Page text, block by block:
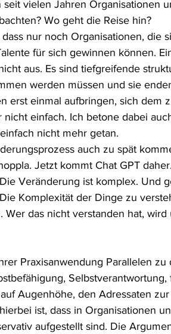
vielen Jahren Organisationen
Wo geht die Reise hin?
nur noch Organisationen, die
für sich gewinnen können.
aus. Es sind tiefgreifende
werden müssen und sie
erst einmal aufbringen, sich dem
nicht einfach. Ich betone dabei
nicht mehr getan.
auch zu spät
Jetzt kommt Chat GPT
Veränderung ist komplex. Und
Komplexität der Dinge zu
das nicht verstanden hat, wird
Praxisanwendung Parallelen
Selbstverantwortung,
Augenhöhe, den Adressaten
ist, dass in Organisationen
aufgestellt sind. Die